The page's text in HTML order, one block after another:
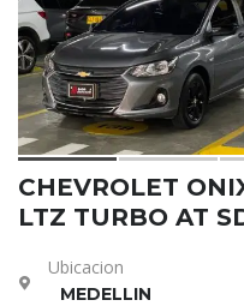
CHEVROLET
LTZ TURBO AT
Ubicacion
MEDELLIN